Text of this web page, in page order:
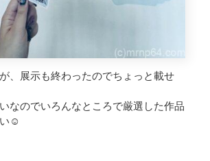
、展示も終わったのでちょっと載せ
なのでいろんなところで厳選した作品
☺️